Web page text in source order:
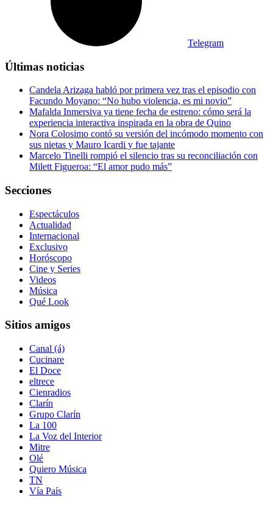
Telegram
Últimas noticias
Candela Arizaga habló por primera vez tras el episodio con
Facundo Moyano: “No hubo violencia, es mi novio”
Mafalda Inmersiva ya tiene fecha de estreno: cómo será la
experiencia interactiva inspirada en la obra de Quino
Nora Colosimo contó su versión del incómodo momento con
sus nietas y Mauro Icardi y fue tajante
Marcelo Tinelli rompió el silencio tras su reconciliación con
Milett Figueroa: “El amor pudo más”
Secciones
Espectáculos
Actualidad
Internacional
Exclusivo
Horóscopo
Cine y Series
Videos
Música
Qué Look
Sitios amigos
Canal (á)
Cucinare
El Doce
eltrece
Cienradios
Clarín
Grupo Clarín
La 100
La Voz del Interior
Mitre
Olé
Quiero Música
TN
Vía País